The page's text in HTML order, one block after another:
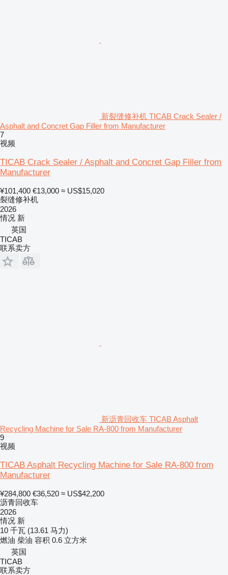
新裂缝修补机 TICAB Crack Sealer /
Asphalt and Concret Gap Filler from Manufacturer
7
视频
TICAB Crack Sealer / Asphalt and Concret Gap Filler from
Manufacturer
¥101,400 €13,000 ≈ US$15,020
裂缝修补机
2026
情况 新
英国
TICAB
联系卖方
新沥青回收车 TICAB Asphalt
Recycling Machine for Sale RA-800 from Manufacturer
9
视频
TICAB Asphalt Recycling Machine for Sale RA-800 from
Manufacturer
¥284,800 €36,520 ≈ US$42,200
沥青回收车
2026
情况 新
10 千瓦 (13.61 马力)
燃油 柴油 容积 0.6 立方米
英国
TICAB
联系卖方